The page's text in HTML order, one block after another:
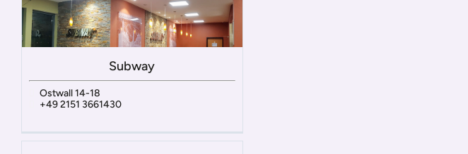
Subway
Ostwall 14-18
+49 2151 3661430